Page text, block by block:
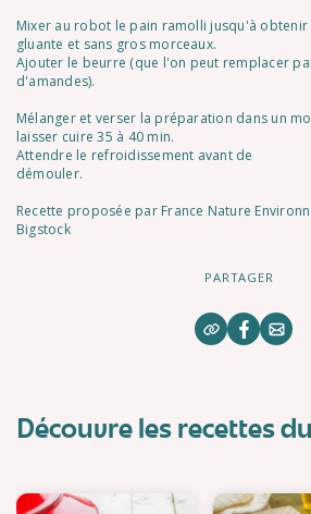
Mixer au robot le pain ramolli jusqu'à obtenir
gluante et sans gros morceaux.
Ajouter le beurre (que l'on peut remplacer
d'amandes).
Mélanger et verser la préparation dans un
laisser cuire 35 à 40 min.
Attendre le refroidissement avant de
démouler.
Recette proposée par France Nature
Bigstock
PARTAGER
Découvre les recettes